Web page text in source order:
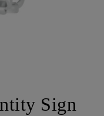
Sign